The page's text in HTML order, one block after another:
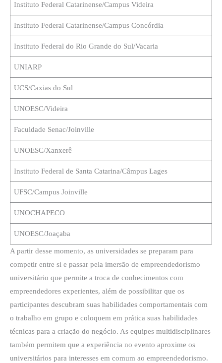
Instituto Federal Catarinense/Campus Videira
Instituto Federal Catarinense/Campus Concórdia
Instituto Federal do Rio Grande do Sul/Vacaria
UNIARP
UCS/Caxias do Sul
UNOESC/Videira
Faculdade Senac/Joinville
UNOESC/Xanxerê
Instituto Federal de Santa Catarina/Câmpus Lages
UFSC/Campus Joinville
UNOCHAPECO
UNOESC/Joaçaba
A partir desse momento, as universidades se preparam para
competir entre si e passar pela imersão de empreendedorismo
universitário que permite a troca de conhecimentos com
empreendedores experientes, além de possibilitar que os
participantes descubram suas habilidades comportamentais com
o trabalho em grupo e coloquem em prática suas habilidades
técnicas para a criação do negócio. As equipes multidisciplinares
também permitem que a experiência no evento aproxime os
universitários para interesses em comum ao empreendedorismo.